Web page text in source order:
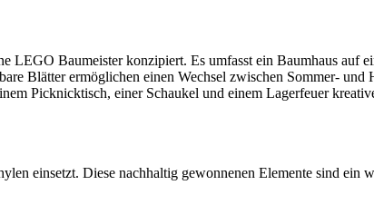
Baumeister konzipiert. Es umfasst ein Baumhaus auf
Blätter ermöglichen einen Wechsel zwischen Sommer- und
Picknicktisch, einer Schaukel und einem Lagerfeuer
einsetzt. Diese nachhaltig gewonnenen Elemente sind